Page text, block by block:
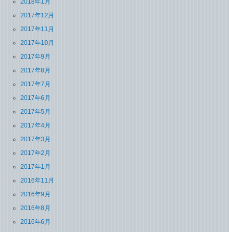
2018年1月
2017年12月
2017年11月
2017年10月
2017年9月
2017年8月
2017年7月
2017年6月
2017年5月
2017年4月
2017年3月
2017年2月
2017年1月
2016年11月
2016年9月
2016年8月
2016年6月